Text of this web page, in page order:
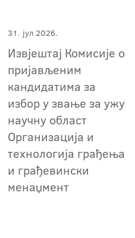
31. јул 2026.
Извјештај Комисије о
пријављеним
кандидатима за
избор у звање за ужу
научну област
Организација и
технологија грађења
и грађевински
менаџмент